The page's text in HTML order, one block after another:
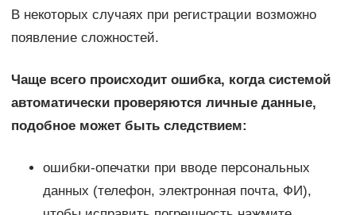
В некоторых случаях при регистрации возможно
появление сложностей.
Чаще всего происходит ошибка, когда системой
автоматически проверяются личные данные,
подобное может быть следствием:
ошибки-опечатки при вводе персональных
данных (телефон, электронная почта, ФИ),